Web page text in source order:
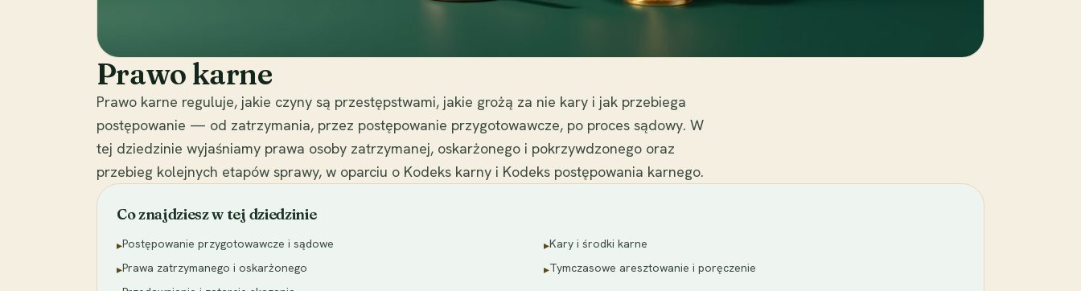
Prawo karne
Prawo karne reguluje, jakie czyny są przestępstwami, jakie grożą za nie kary i jak przebiega
postępowanie — od zatrzymania, przez postępowanie przygotowawcze, po proces sądowy. W
tej dziedzinie wyjaśniamy prawa osoby zatrzymanej, oskarżonego i pokrzywdzonego oraz
przebieg kolejnych etapów sprawy, w oparciu o Kodeks karny i Kodeks postępowania karnego.
Co znajdziesz w tej dziedzinie
▸Postępowanie przygotowawcze i sądowe ▸Kary i środki karne
▸Prawa zatrzymanego i oskarżonego ▸Tymczasowe aresztowanie i poręczenie